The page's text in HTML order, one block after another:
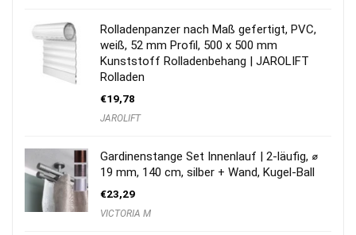
Rolladenpanzer nach Maß gefertigt, PVC,
weiß, 52 mm Profil, 500 x 500 mm
Kunststoff Rolladenbehang | JAROLIFT
Rolladen
€19,78
JAROLIFT
Gardinenstange Set Innenlauf | 2-läufig, ⌀
19 mm, 140 cm, silber + Wand, Kugel-Ball
€23,29
VICTORIA M